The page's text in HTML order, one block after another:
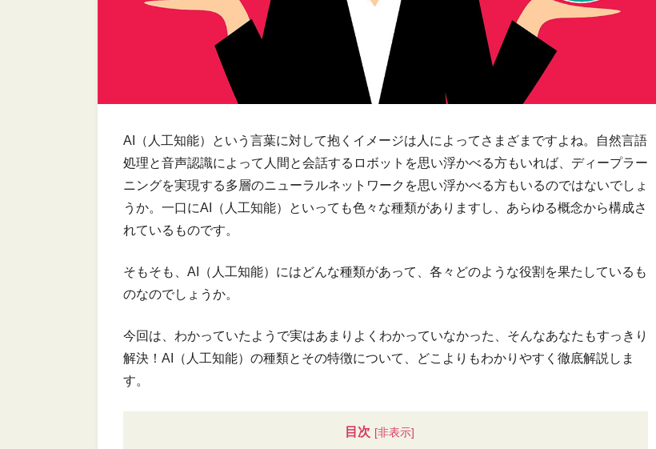
AI（人工知能）という言葉に対して抱くイメージは人によってさまざまですよね。自然言語
処理と音声認識によって人間と会話するロボットを思い浮かべる方もいれば、ディープラー
ニングを実現する多層のニューラルネットワークを思い浮かべる方もいるのではないでしょ
うか。一口にAI（人工知能）といっても色々な種類がありますし、あらゆる概念から構成さ
れているものです。
そもそも、AI（人工知能）にはどんな種類があって、各々どのような役割を果たしているも
のなのでしょうか。
今回は、わかっていたようで実はあまりよくわかっていなかった、そんなあなたもすっきり
解決！AI（人工知能）の種類とその特徴について、どこよりもわかりやすく徹底解説しま
す。
目次